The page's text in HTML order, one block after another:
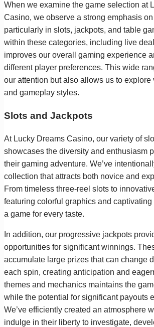
When we examine the game selection at
Casino, we observe a strong emphasis on
particularly in slots, jackpots, and table
within these categories, including live
improves our overall gaming experience
different player preferences. This wide
our attention but also allows us to explore
and gameplay styles.
Slots and Jackpots
At Lucky Dreams Casino, our variety of
showcases the diversity and enthusiasm
their gaming adventure. We’ve
collection that attracts both novice and
From timeless three-reel slots to
featuring colorful graphics and captivating
a game for every taste.
In addition, our progressive jackpots
opportunities for significant winnings.
accumulate large prizes that can change
each spin, creating anticipation and
themes and mechanics maintains the
while the potential for significant payouts
We’ve efficiently created an atmosphere
indulge in their liberty to investigate,